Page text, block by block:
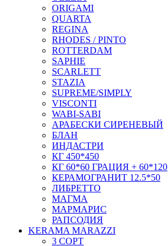
ORIGAMI
QUARTA
REGINA
RHODES / PINTO
ROTTERDAM
SAPHIE
SCARLETT
STAZIA
SUPREME/SIMPLY
VISCONTI
WABI-SABI
АРАБЕСКИ СИРЕНЕВЫЙ
БЛАН
ИНДАСТРИ
КГ 450*450
КГ 60*60 ГРАЦИЯ + 60*120
КЕРАМОГРАНИТ 12.5*50
ЛИБРЕТТО
МАГМА
МАРМАРИС
РАПСОДИЯ
KERAMA MARAZZI
3 СОРТ